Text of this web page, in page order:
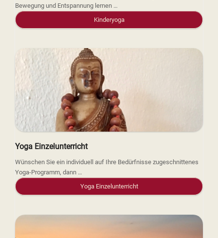
Bewegung und Entspannung lernen …
Kinderyoga
Yoga Einzelunterricht
Wünschen Sie ein individuell auf Ihre Bedürfnisse zugeschnittenes
Yoga-Programm, dann …
Yoga Einzelunterricht